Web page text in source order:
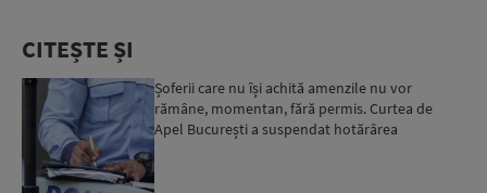
CITEȘTE ȘI
Șoferii care nu își achită amenzile nu vor
rămâne, momentan, fără permis. Curtea de
Apel București a suspendat hotărârea